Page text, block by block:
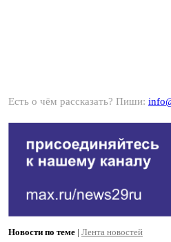
Есть о чём рассказать? Пиши:
Новости по теме | Лента новостей